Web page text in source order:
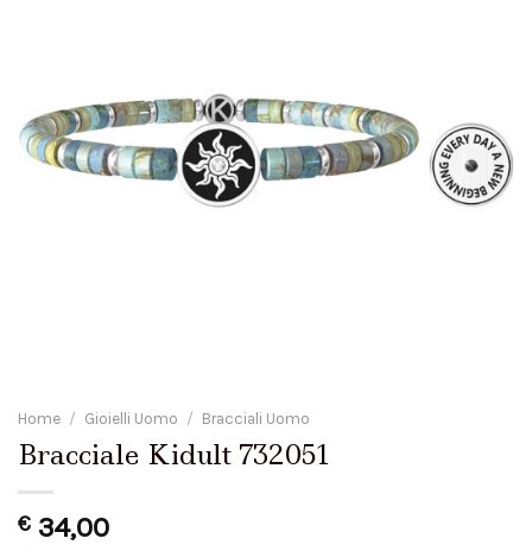
Home / Gioielli Uomo / Bracciali Uomo
Bracciale Kidult 732051
€ 34,00